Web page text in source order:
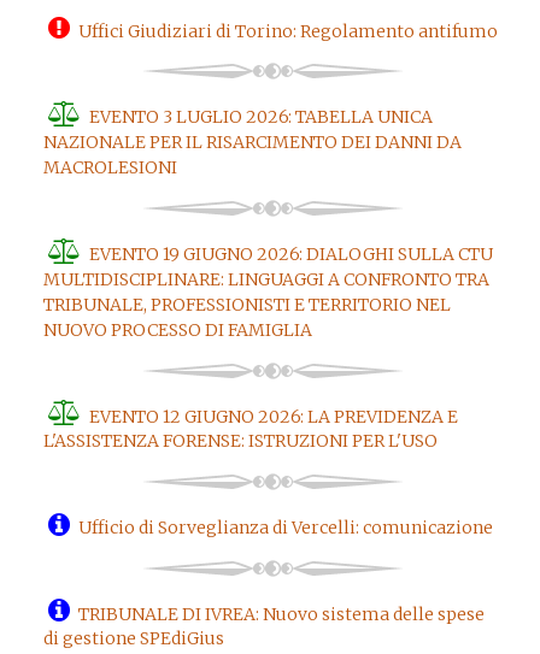
Uffici Giudiziari di Torino: Regolamento antifumo
EVENTO 3 LUGLIO 2026: TABELLA UNICA
NAZIONALE PER IL RISARCIMENTO DEI DANNI DA
MACROLESIONI
EVENTO 19 GIUGNO 2026: DIALOGHI SULLA CTU
MULTIDISCIPLINARE: LINGUAGGI A CONFRONTO TRA
TRIBUNALE, PROFESSIONISTI E TERRITORIO NEL
NUOVO PROCESSO DI FAMIGLIA
EVENTO 12 GIUGNO 2026: LA PREVIDENZA E
L'ASSISTENZA FORENSE: ISTRUZIONI PER L'USO
Ufficio di Sorveglianza di Vercelli: comunicazione
TRIBUNALE DI IVREA: Nuovo sistema delle spese
di gestione SPEdiGius